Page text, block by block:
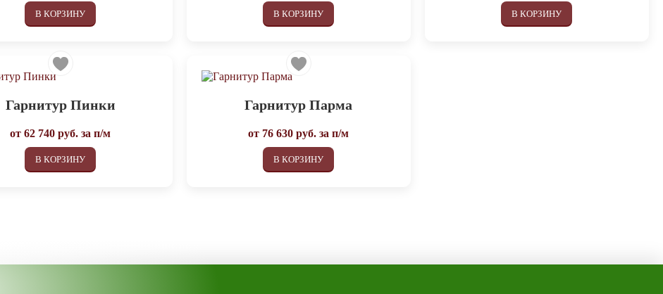
В КОРЗИНУ В КОРЗИНУ В КОРЗИНУ
Гарнитур Пинки
от62 740 руб. за п/м
В КОРЗИНУ
Гарнитур Парма
от 76 630 руб. за п/м
В КОРЗИНУ